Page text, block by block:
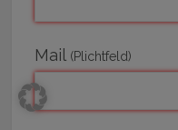
Mail (Plichtfeld)